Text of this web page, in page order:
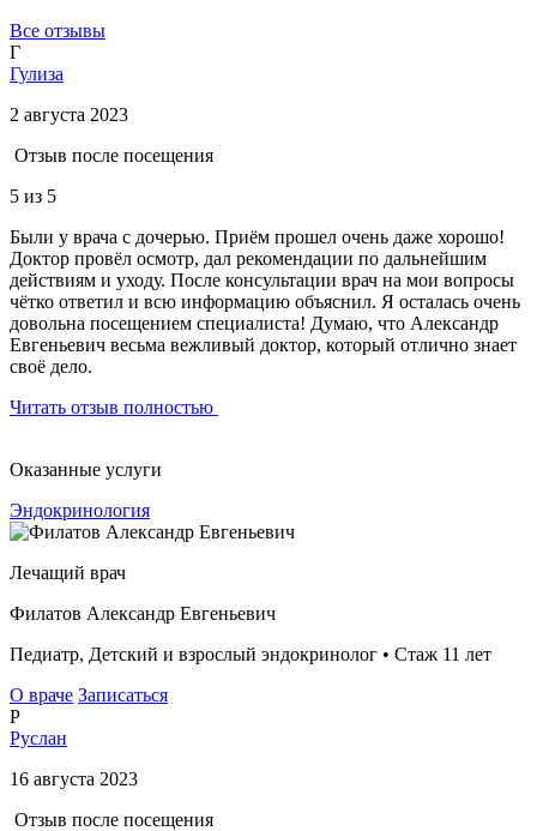
Все отзывы
Г
Гулиза
2 августа 2023
Отзыв после посещения
5 из 5
Были у врача с дочерью. Приём прошел очень даже хорошо!
Доктор провёл осмотр, дал рекомендации по дальнейшим
действиям и уходу. После консультации врач на мои вопросы
чётко ответил и всю информацию объяснил. Я осталась очень
довольна посещением специалиста! Думаю, что Александр
Евгеньевич весьма вежливый доктор, который отлично знает
своё дело.
Читать отзыв полностью
Оказанные услуги
Эндокринология
Лечащий врач
Филатов Александр Евгеньевич
Педиатр, Детский и взрослый эндокринолог • Стаж 11 лет
О враче Записаться
Р
Руслан
16 августа 2023
Отзыв после посещения